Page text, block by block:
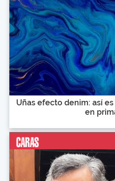
Uñas efecto denim: así
en